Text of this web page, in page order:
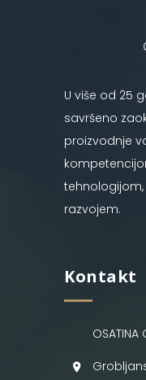
U više od 25
savršeno
proizvodnje
razvojem.
Kontakt
OSATINA